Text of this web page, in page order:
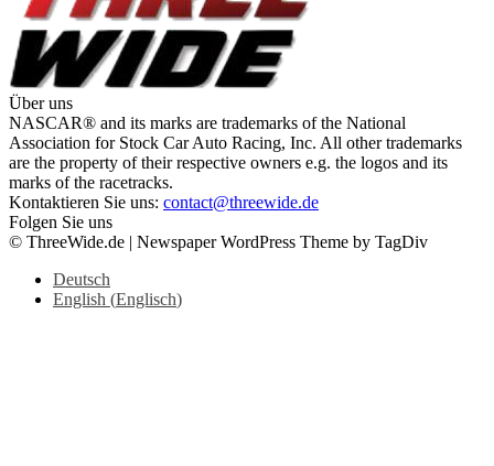
Über uns
NASCAR® and its marks are trademarks of the National
Association for Stock Car Auto Racing, Inc. All other trademarks
are the property of their respective owners e.g. the logos and its
marks of the racetracks.
Kontaktieren Sie uns: contact@threewide.de
Folgen Sie uns
© ThreeWide.de | Newspaper WordPress Theme by TagDiv
Deutsch
English (Englisch)